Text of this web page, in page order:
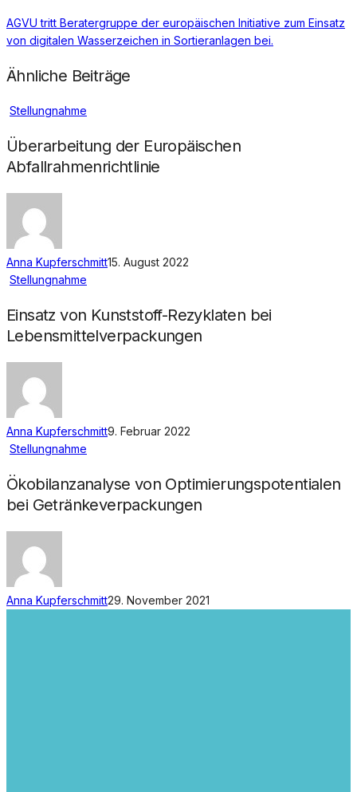
AGVU tritt Beratergruppe der europäischen Initiative zum Einsatz
von digitalen Wasserzeichen in Sortieranlagen bei.
Ähnliche Beiträge
Stellungnahme
Überarbeitung der Europäischen
Abfallrahmenrichtlinie
Anna Kupferschmitt15. August 2022
Stellungnahme
Einsatz von Kunststoff-Rezyklaten bei
Lebensmittelverpackungen
Anna Kupferschmitt9. Februar 2022
Stellungnahme
Ökobilanzanalyse von Optimierungspotentialen
bei Getränkeverpackungen
Anna Kupferschmitt29. November 2021